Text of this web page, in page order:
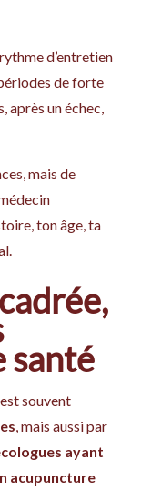
d’entretien
de forte
un échec,
mais de
ton âge, ta
santé
souvent
, mais aussi par
ayant
acupuncture